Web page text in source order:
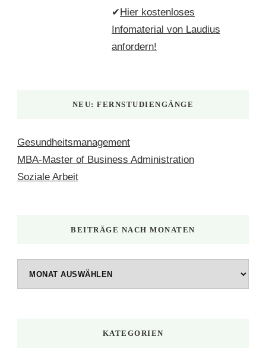
✔Hier kostenloses
Infomaterial von Laudius
anfordern!
NEU: FERNSTUDIENGÄNGE
Gesundheitsmanagement
MBA-Master of Business Administration
Soziale Arbeit
BEITRÄGE NACH MONATEN
KATEGORIEN